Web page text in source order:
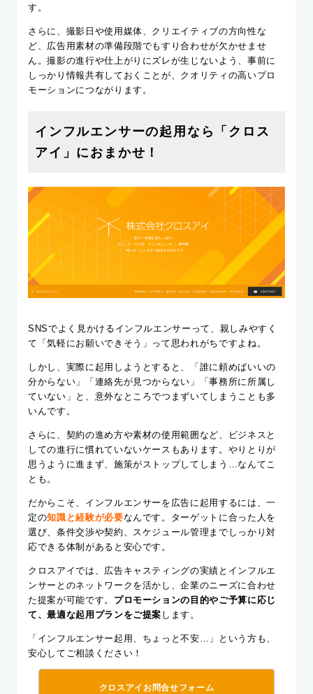
す。
さらに、撮影日や使用媒体、クリエイティブの方向性な
ど、広告用素材の準備段階でもすり合わせが欠かせませ
ん。撮影の進行や仕上がりにズレが生じないよう、事前に
しっかり情報共有しておくことが、クオリティの高いプロ
モーションにつながります。
インフルエンサーの起用なら「クロス
アイ」におまかせ！
SNSでよく見かけるインフルエンサーって、親しみやすく
て「気軽にお願いできそう」って思われがちですよね。
しかし、実際に起用しようとすると、「誰に頼めばいいの
分からない」「連絡先が見つからない」「事務所に所属し
ていない」と、意外なところでつまずいてしまうことも多
いんです。
さらに、契約の進め方や素材の使用範囲など、ビジネスと
しての進行に慣れていないケースもあります。やりとりが
思うように進まず、施策がストップしてしまう…なんてこ
とも。
だからこそ、インフルエンサーを広告に起用するには、一
定の知識と経験が必要なんです。ターゲットに合った人を
選び、条件交渉や契約、スケジュール管理までしっかり対
応できる体制があると安心です。
クロスアイでは、広告キャスティングの実績とインフルエ
ンサーとのネットワークを活かし、企業のニーズに合わせ
た提案が可能です。 プロモーションの目的やご予算に応じ
て、最適な起用プランをご提案 します。
「インフルエンサー起用、ちょっと不安…」という方も、
安心してご相談ください！
クロスアイお問合せフォーム